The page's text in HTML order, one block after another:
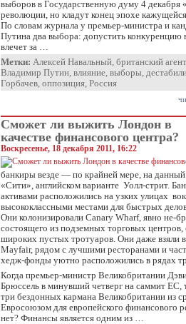
выборов в Государственную думу 4 декабря
революции, но кладут конец эпохе
По словам журнала у премьер-министра и
Путина два выбора: допустить конкуренцию
влечет за …
Метки: Алексей Навальный, британский агент
Владимир Путин, влияние, выборы,
Горбачев, оппозиция, Россия
Сможет ли выжить Лондон в
качестве финансового центра?
Воскресенье, 18 декабря 2011, 16:22
банкиры везде — по крайней мере, на
«Сити», английском варианте Уолл-стрит.
активами расположились на узких улицах
высококлассными местами для быстрых
Они колонизировали Canary Wharf, явно не-
состоящего из подземных торговых
широких пустых тротуаров. Они даже взяли
Mayfair, рядом с лучшими ресторанами и
хедж-фонды уютно расположились в рядах
Когда премьер-министр Великобритании
Брюссель в минувший четверг на саммит ЕС,
три бездонных кармана Великобритании из
Евросоюзом для европейского финансового
нет? Финансы является одним из …